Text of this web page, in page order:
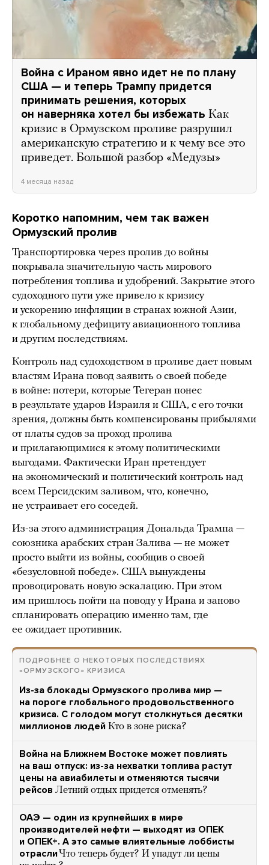
Война с Ираном явно идет не по плану
США — и теперь Трампу придется
принимать решения, которых
он наверняка хотел бы избежать Как
кризис в Ормузском проливе разрушил
американскую стратегию и к чему все это
приведет. Большой разбор «Медузы»
4 месяца назад
Коротко напомним, чем так важен
Ормузский пролив
Транспортировка через пролив до войны
покрывала значительную часть мирового
потребления топлива и удобрений. Закрытие этого
судоходного пути уже привело к кризису
и ускорению инфляции в странах южной Азии,
к глобальному дефициту авиационного топлива
и другим последствиям.
Контроль над судоходством в проливе дает новым
властям Ирана повод заявить о своей победе
в войне: потери, которые Тегеран понес
в результате ударов Израиля и США, с его точки
зрения, должны быть компенсированы прибылями
от платы судов за проход пролива
и прилагающимися к этому политическими
выгодами. Фактически Иран претендует
на экономический и политический контроль над
всем Персидским заливом, что, конечно,
не устраивает его соседей.
Из-за этого администрация Дональда Трампа —
союзника арабских стран Залива — не может
просто выйти из войны, сообщив о своей
«безусловной победе». США вынуждены
провоцировать новую эскалацию. При этом
им пришлось пойти на поводу у Ирана и заново
спланировать операцию именно там, где
ее ожидает противник.
ПОДРОБНЕЕ О НЕКОТОРЫХ ПОСЛЕДСТВИЯХ
«ОРМУЗСКОГО» КРИЗИСА
Из-за блокады Ормузского пролива мир —
на пороге глобального продовольственного
кризиса. С голодом могут столкнуться десятки
миллионов людей Кто в зоне риска?
Война на Ближнем Востоке может повлиять
на ваш отпуск: из-за нехватки топлива растут
цены на авиабилеты и отменяются тысячи
рейсов Летний отдых придется отменять?
ОАЭ — один из крупнейших в мире
производителей нефти — выходят из ОПЕК
и ОПЕК+. А это самые влиятельные лоббисты
отраслиЧто теперь будет? И упадут ли цены